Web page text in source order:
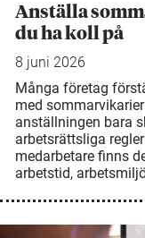
Anställa
du ha koll på
8 juni 2026
Många företag
med
anställningen bara
arbetsrättsliga
medarbetare finns
arbetstid,